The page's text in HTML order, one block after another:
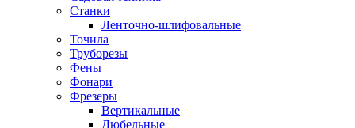
Станки
Ленточно-шлифовальные
Точила
Труборезы
Фены
Фонари
Фрезеры
Вертикальные
Дюбельные